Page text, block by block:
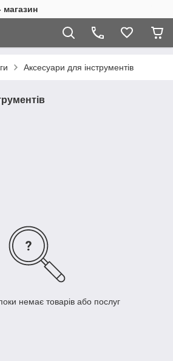
магазин
Аксесуари для інструментів
немає товарів або послуг